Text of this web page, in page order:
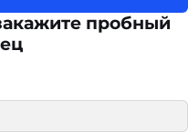
пробный